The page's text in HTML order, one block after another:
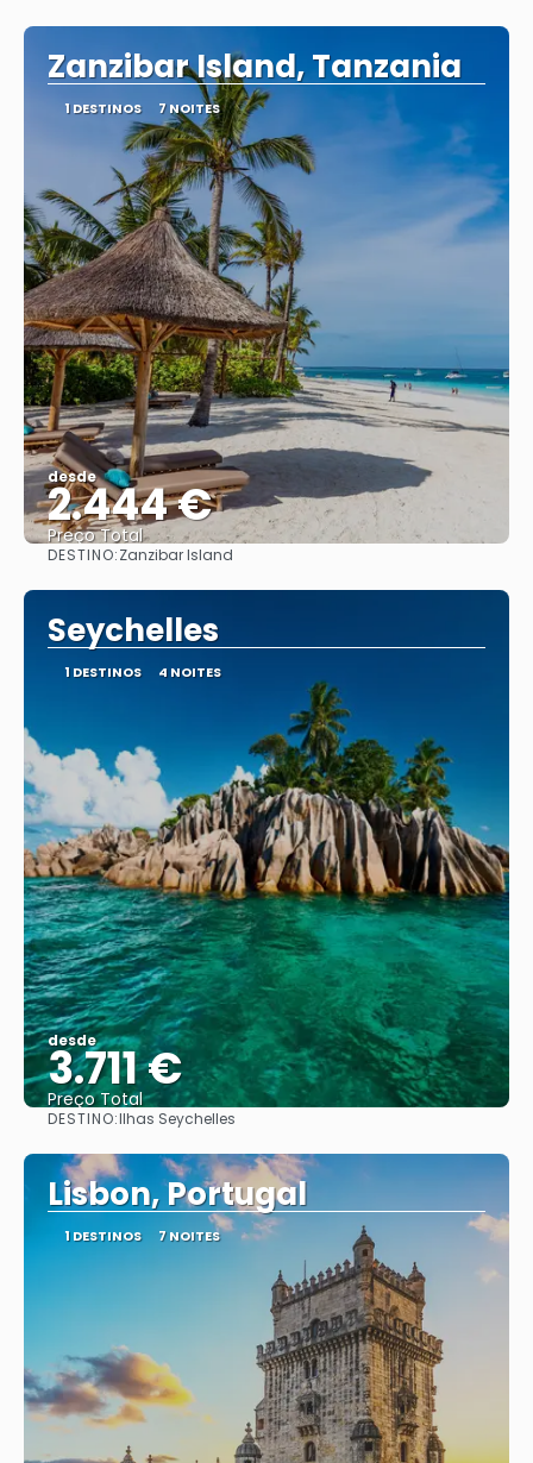
Zanzibar Island, Tanzania
1 DESTINOS 7 NOITES
desde
2.444 €
Preço Total
DESTINO:Zanzibar Island
Seychelles
1 DESTINOS 4 NOITES
desde
3.711 €
Preço Total
DESTINO:Ilhas Seychelles
Lisbon, Portugal
1 DESTINOS 7 NOITES